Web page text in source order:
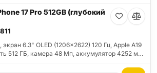
17 Pro 512GB (глубокий
6.3" OLED (1206x2622) 120 Гц, Apple A19
512 ГБ, камера 48 Мп, аккумулятор 4252 м…